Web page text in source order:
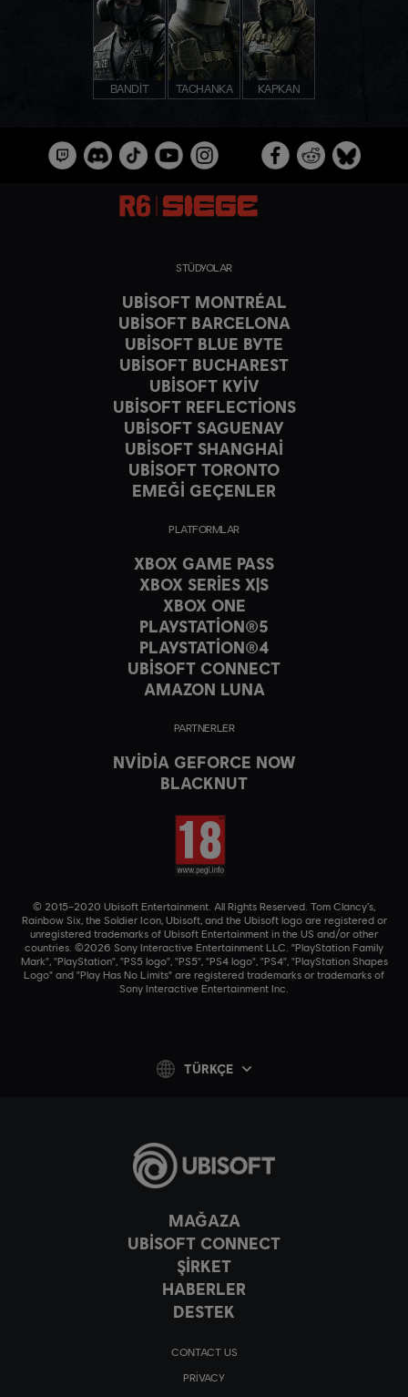
BANDIT TACHANKA KAPKAN
MAĞAZA
UBISOFT CONNECT
ŞİRKET
HABERLER
DESTEK
CONTACT US
PRIVACY
STÜDYOLAR
UBISOFT MONTRÉAL
UBISOFT BARCELONA
UBISOFT BLUE BYTE
UBISOFT BUCHAREST
UBISOFT KYIV
UBISOFT REFLECTIONS
UBISOFT SAGUENAY
UBISOFT SHANGHAI
UBISOFT TORONTO
EMEĞİ GEÇENLER
PLATFORMLAR
XBOX GAME PASS
XBOX SERIES X|S
XBOX ONE
PLAYSTATION®5
PLAYSTATION®4
UBISOFT CONNECT
AMAZON LUNA
PARTNERLER
NVIDIA GEFORCE NOW
BLACKNUT
© 2015–2020 Ubisoft Entertainment. All Rights Reserved. Tom Clancy’s,
Rainbow Six, the Soldier Icon, Ubisoft, and the Ubisoft logo are registered or
unregistered trademarks of Ubisoft Entertainment in the US and/or other
countries. ©2026 Sony Interactive Entertainment LLC. "PlayStation Family
Mark", "PlayStation", "PS5 logo", "PS5", "PS4 logo", "PS4", "PlayStation Shapes
Logo" and "Play Has No Limits" are registered trademarks or trademarks of
Sony Interactive Entertainment Inc.
TÜRKÇE